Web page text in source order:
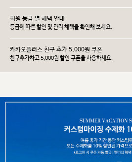
회원 등급 별 혜택 안내
등급에 따른 할인 및 관리 헤택을 확인해 보세요.
카카오플러스 친구 추가 5,000원 쿠폰
친구추가하고 5,000원 할인 쿠폰을 사용하세요.